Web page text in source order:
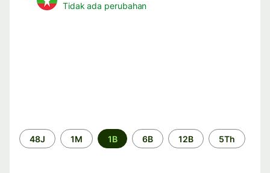
Tidak ada perubahan
Periode
waktu
48J 1M 1B 6B 12B 5Th